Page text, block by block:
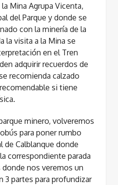
Mina Agrupa Vicenta​,
del Parque y donde se
con la minería de la
la visita a la Mina se
en el Tren
adquirir recuerdos de
recomienda calzado
si tiene
minero, volveremos
para poner rumbo
de Calblanque​ donde
correspondiente parada
nos veremos un
3 partes para profundizar